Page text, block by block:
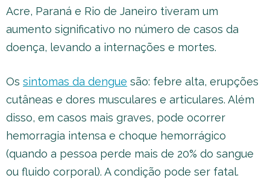
Acre, Paraná e Rio de Janeiro tiveram um
aumento significativo no número de casos da
doença, levando a internações e mortes.
Os sintomas da dengue são: febre alta, erupções
cutâneas e dores musculares e articulares. Além
disso, em casos mais graves, pode ocorrer
hemorragia intensa e choque hemorrágico
(quando a pessoa perde mais de 20% do sangue
ou fluido corporal). A condição pode ser fatal.